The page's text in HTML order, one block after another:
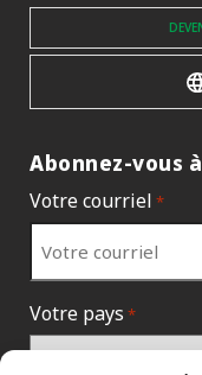
Abonnez-vous
Votre courriel *
Votre pays *